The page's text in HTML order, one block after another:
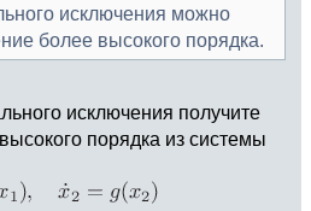
исключения можно
более высокого порядка.
исключения получите
порядка из системы